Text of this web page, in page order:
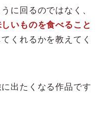
に回るのではなく、
いものを食べること
くれるかを教えてく
出たくなる作品です